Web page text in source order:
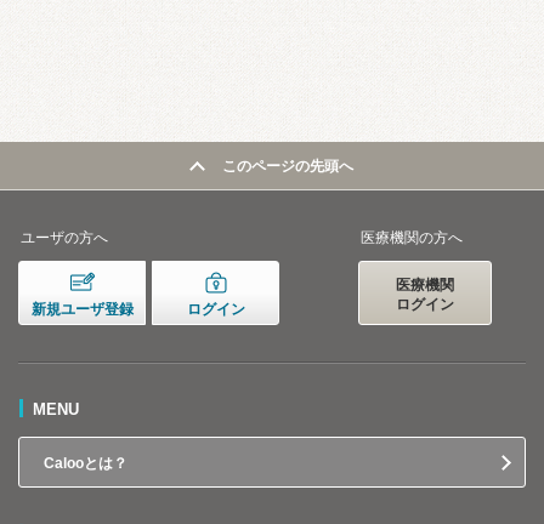
このページの先頭へ
ユーザの方へ
新規ユーザ登録 ログイン
医療機関の方へ
医療機関
ログイン
MENU
Calooとは？